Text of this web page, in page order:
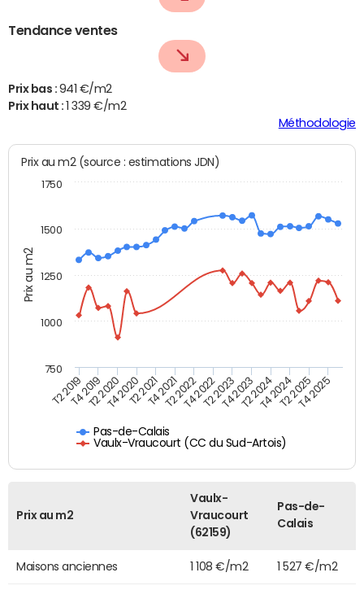
Tendance ventes
Prix bas : 941 €/m2
Prix haut :
1 339 €/m2
Méthodologie
Prix au m2
Prix au m2 (source : estimations JDN)
Pas-de-Calais
Vaulx-Vraucourt (CC du Sud-Artois)
T2 2019T4 2019T2 2020T4 2020T2 2021T4 2021T2 2022T4 2022T2 2023T4 2023T2 2024T4 2024T2 2025T4 2025
1000
750
1250
1500
1750
Prix au m2
Vaulx-
Vraucourt
(62159)
Pas-de-
Calais
Maisons anciennes 1 108 €/m2 1 527 €/m2